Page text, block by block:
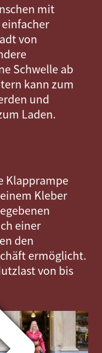
mit
von
Schwelle ab
kann zum
und
Laden.
Klapprampe
Kleber
einer
den
ermöglicht.
von bis